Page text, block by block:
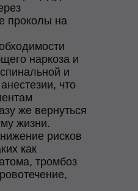
проколы на
наркоза и
и
что
же вернуться
жизни.
рисков
как
тромбоз